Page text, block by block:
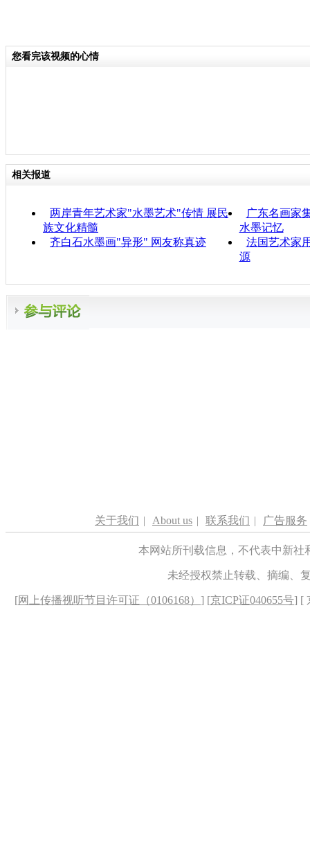
您看完该视频的心情
相关报道
两岸青年艺术家"水墨艺术"传情 展民
族文化精髓
广东名画家
水墨记忆
齐白石水墨画"异形" 网友称真迹
法国艺术家
源
关于我们 | About us | 联系我们 | 广告服务
本网站所刊载信息，不代表中新
未经授权禁止转载、摘编、
[网上传播视听节目许可证（0106168） ] [京ICP证040655号] [